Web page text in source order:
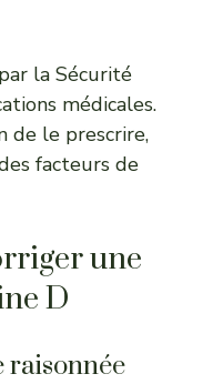
la Sécurité
médicales.
de le prescrire,
facteurs de
une
D
raisonnée